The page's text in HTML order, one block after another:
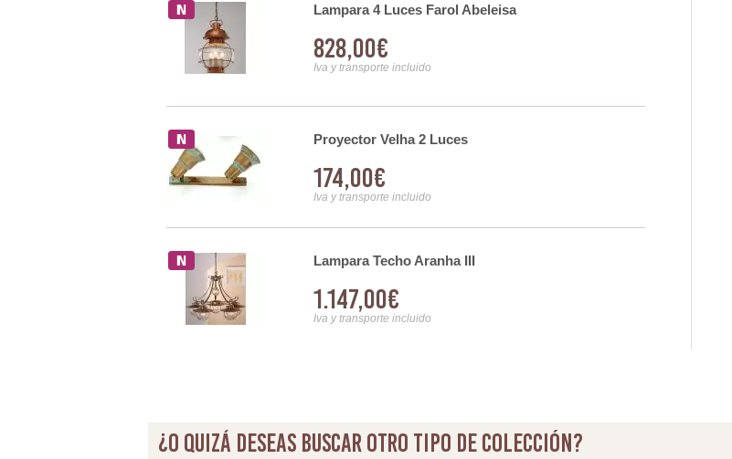
Lampara 4 Luces Farol Abeleisa
828,00€
Iva y transporte incluido
Proyector Velha 2 Luces
174,00€
Iva y transporte incluido
Lampara Techo Aranha III
1.147,00€
Iva y transporte incluido
¿O quizá deseas buscar otro tipo de colección?